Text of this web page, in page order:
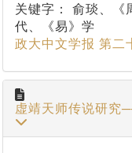
关键字： 俞琰、《
代、《易》学
政大中文学报 第二
虚靖天师传说研究